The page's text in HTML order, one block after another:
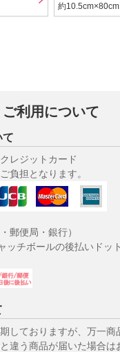
約10.5cm×80cm
ご利用について
て
レジットカード
負担となります。
郵便局・銀行）
ッチボールの後払いドッ
しておりますが、万一商
違う商品が届いた場合は